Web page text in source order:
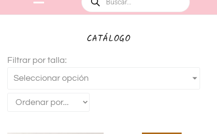
CATÁLOGO
Filtrar por talla:
Seleccionar opción